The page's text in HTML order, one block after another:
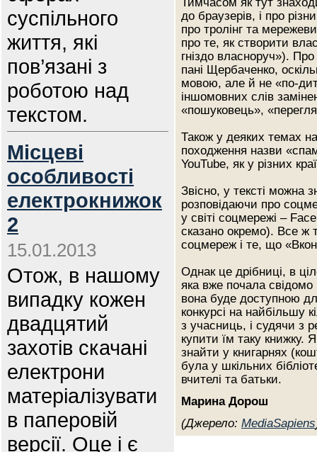
суспільного
життя, які
пов’язані з
роботою над
текстом.
Місцеві
особливості
електрокнижок
2
15.01.2013
Отож, в нашому
випадку кожен
двадцятий
захотів скачані
електрони
матеріалізувати
в паперовій
версії. Оце і є
до браузерів, і про
про тролінг та
про те, як створити
гніздо власноруч»).
пані Щербаченко,
мовою, але й не «по-
іншомовних слів
«пошуковець»,
Також у деяких темах
походження назви
YouTube, як у різних
Звісно, у тексті можна
розповідаючи про
у світі соцмережі –
сказано окремо). Все ж
соцмереж і те, що
Однак це дрібниці, в
яка вже почала свідомо
вона буде доступною
конкурсі на найбільшу
з учасниць, і судячи з
купити їм таку книжку.
знайти у книгарнях
була у шкільних
вчителі та батьки.
Марина Дорош
(Джерело: MediaSapiens